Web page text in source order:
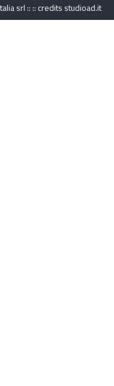
srl :: ::credits studioad.it